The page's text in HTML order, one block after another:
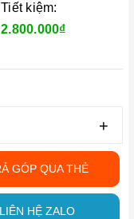
Tiết kiệm:
2.800.000₫
+
GÓP QUA THẺ
LIÊN HỆ ZALO